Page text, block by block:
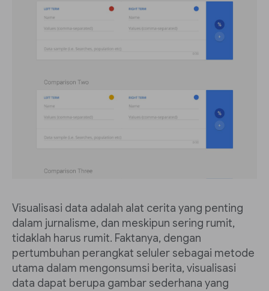
Visualisasi data adalah alat cerita yang penting
dalam jurnalisme, dan meskipun sering rumit,
tidaklah harus rumit. Faktanya, dengan
pertumbuhan perangkat seluler sebagai metode
utama dalam mengonsumsi berita, visualisasi
data dapat berupa gambar sederhana yang